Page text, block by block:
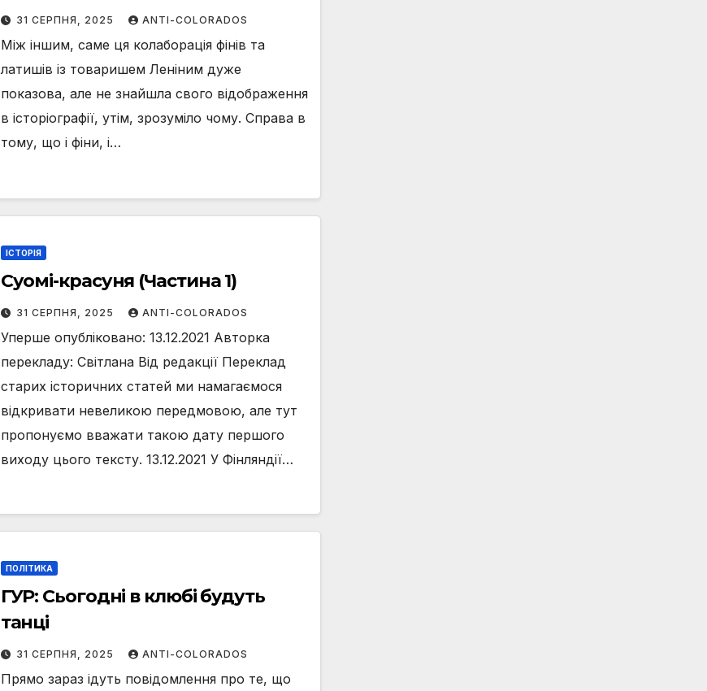
31 СЕРПНЯ, 2025 ANTI-COLORADOS
Між іншим, саме ця колаборація фінів та
латишів із товаришем Леніним дуже
показова, але не знайшла свого відображення
в історіографії, утім, зрозуміло чому. Справа в
тому, що і фіни, і…
ІСТОРІЯ
Суомі-красуня (Частина 1)
31 СЕРПНЯ, 2025 ANTI-COLORADOS
Уперше опубліковано: 13.12.2021 Авторка
перекладу: Світлана Від редакції Переклад
старих історичних статей ми намагаємося
відкривати невеликою передмовою, але тут
пропонуємо вважати такою дату першого
виходу цього тексту. 13.12.2021 У Фінляндії…
ПОЛІТИКА
ГУР: Сьогодні в клюбі будуть
танці
31 СЕРПНЯ, 2025 ANTI-COLORADOS
Прямо зараз ідуть повідомлення про те, що